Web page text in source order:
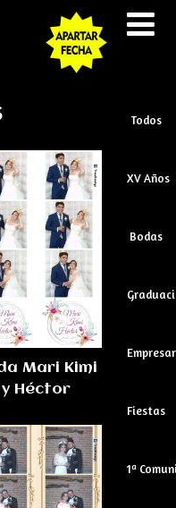
Todos
XV Años
Bodas
Fiestas
1ª
Mari Kimi
y Héctor